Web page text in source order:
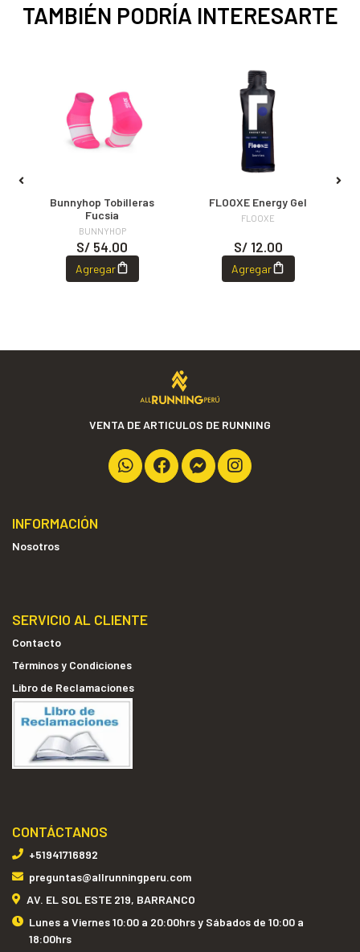
TAMBIÉN PODRÍA INTERESARTE
Bunnyhop Tobilleras
Fucsia
BUNNYHOP
S/ 54.00
Agregar
FLOOXE Energy Gel
FLOOXE
S/ 12.00
Agregar
VENTA DE ARTICULOS DE RUNNING
INFORMACIÓN
Nosotros
SERVICIO AL CLIENTE
Contacto
Términos y Condiciones
Libro de Reclamaciones
CONTÁCTANOS
+51941716892
preguntas@allrunningperu.com
AV. EL SOL ESTE 219, BARRANCO
Lunes a Viernes 10:00 a 20:00hrs y Sábados de 10:00 a
18:00hrs